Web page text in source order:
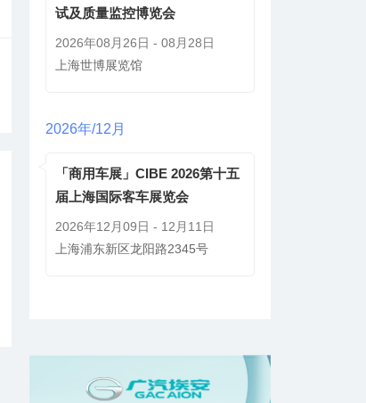
试及质量监控博览会
2026年08月26日 - 08月28日
上海世博展览馆
2026年/12月
「商用车展」CIBE 2026第十五
届上海国际客车展览会
2026年12月09日 - 12月11日
上海浦东新区龙阳路2345号